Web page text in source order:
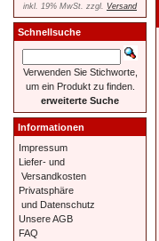
inkl. 19% MwSt. zzgl. Versand
Schnellsuche
Verwenden Sie Stichworte,
um ein Produkt zu finden.
erweiterte Suche
Informationen
Impressum
Liefer- und
Versandkosten
Privatsphäre
und Datenschutz
Unsere AGB
FAQ